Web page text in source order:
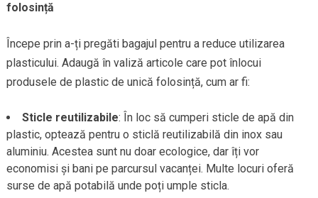
folosință
Începe prin a-ți pregăti bagajul pentru a reduce utilizarea
plasticului. Adaugă în valiză articole care pot înlocui
produsele de plastic de unică folosință, cum ar fi:
Sticle reutilizabile: În loc să cumperi sticle de apă din
plastic, optează pentru o sticlă reutilizabilă din inox sau
aluminiu. Acestea sunt nu doar ecologice, dar îți vor
economisi și bani pe parcursul vacanței. Multe locuri oferă
surse de apă potabilă unde poți umple sticla.